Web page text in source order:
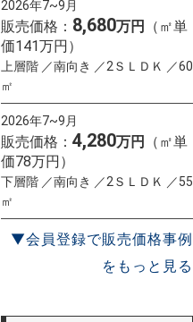
2026年7~9月
販売価格： 8,680万円
（㎡単
価141万円）
上層階 ／南向き ／2ＳＬＤＫ ／60
㎡
2026年7~9月
販売価格： 4,280万円
（㎡単
価78万円）
下層階 ／南向き ／2ＳＬＤＫ ／55
㎡
▼会員登録で販売価格事例
をもっと見る